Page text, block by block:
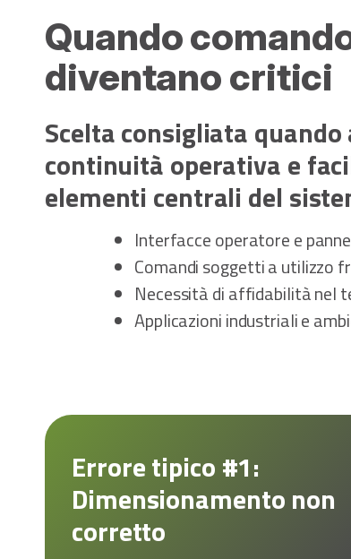
Quando
diventano critici
Scelta consigliata
continuità operativa e
elementi centrali del
Interfacce operatore e
Comandi soggetti a utilizzo
Necessità di affidabilità nel
Applicazioni industriali e
Errore tipico #1:
Dimensionamento non
corretto